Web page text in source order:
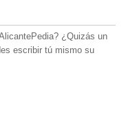
¿Quizás un
escribir tú mismo su